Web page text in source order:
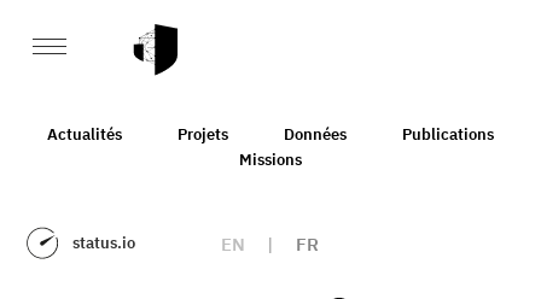
Actualités Projets Données
Publications
Missions
status.io EN | FR